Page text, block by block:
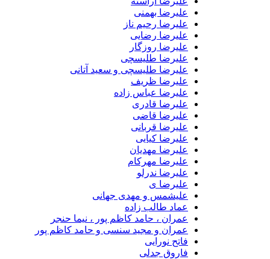
علیرضا بهمنی
علیرضا رحیم ناز
علیرضا رضایی
علیرضا روزگار
علیرضا طلیسچی
علیرضا طلیسچی و سعید آتانی
علیرضا ظریف
علیرضا عباس زاده
علیرضا قادری
علیرضا قاضی
علیرضا قربانی
علیرضا کیایی
علیرضا مهدیان
علیرضا مهرکام
علیرضا ندرلو
علیرضا ی
علیشمس و مهدی جهانی
عماد طالب زاده
عمران ، حامد کاظم پور ، نیما حنجر
عمران و مجید سنسی و حامد کاظم پور
فاتح نورایی
فاروق جدلی